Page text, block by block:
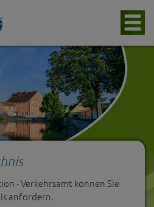
- Verkehrsamt können Sie
anfordern.